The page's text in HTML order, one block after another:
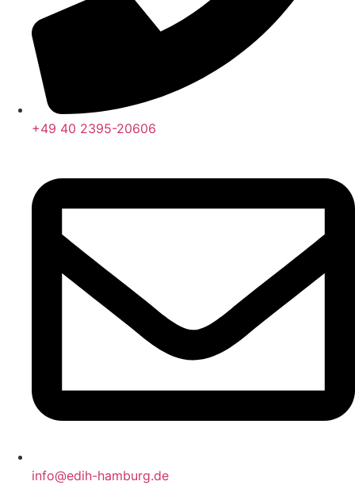
+49 40 2395-20606
info@edih-hamburg.de